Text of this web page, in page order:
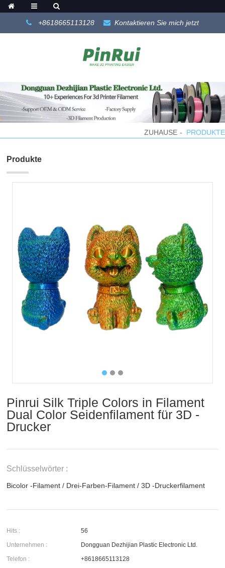
+8618665113128 Kontaktieren Sie mich jetzt
ZUHAUSE PRODUKTE
Produkte
Pinrui Silk Triple Colors in Filament
Dual Color Seidenfilament für 3D -
Drucker
Schlüsselwörter :
Bicolor -Filament / Drei-Farben-Filament /3D -Druckerfilament
Hits :
56
Unternehmen :
Dongguan Dezhijian Plastic Electronic Ltd.
Telefon :
+8618665113128